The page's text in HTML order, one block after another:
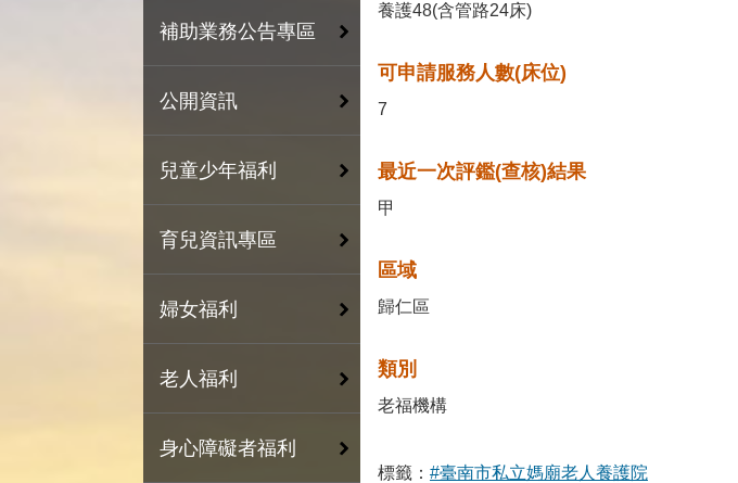
補助業務公告專區
公開資訊
兒童少年福利
育兒資訊專區
婦女福利
老人福利
身心障礙者福利
養護48(含管路24床)
可申請服務人數(床位)
7
最近一次評鑑(查核)結果
甲
區域
歸仁區
類別
老福機構
標籤： #臺南市私立媽廟老人養護院